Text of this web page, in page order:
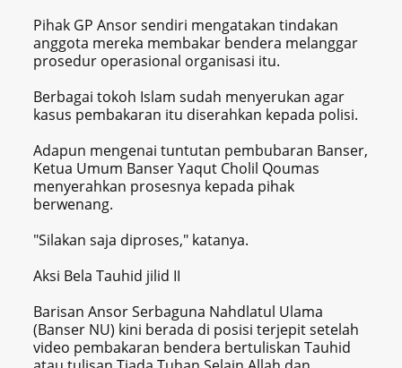
Pihak GP Ansor sendiri mengatakan tindakan
anggota mereka membakar bendera melanggar
prosedur operasional organisasi itu.
Berbagai tokoh Islam sudah menyerukan agar
kasus pembakaran itu diserahkan kepada polisi.
Adapun mengenai tuntutan pembubaran Banser,
Ketua Umum Banser Yaqut Cholil Qoumas
menyerahkan prosesnya kepada pihak
berwenang.
"Silakan saja diproses," katanya.
Aksi Bela Tauhid jilid II
Barisan Ansor Serbaguna Nahdlatul Ulama
(Banser NU) kini berada di posisi terjepit setelah
video pembakaran bendera bertuliskan Tauhid